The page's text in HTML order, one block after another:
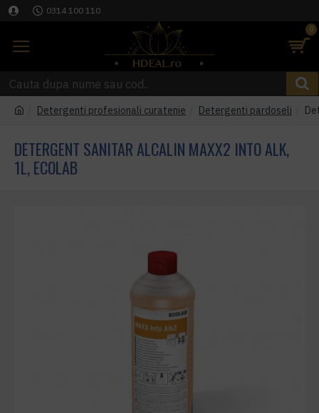
0314 100 110
0
Detergenti profesionali curatenie Detergenti pardoseli
DETERGENT SANITAR ALCALIN MAXX2 INTO ALK,
1L, ECOLAB